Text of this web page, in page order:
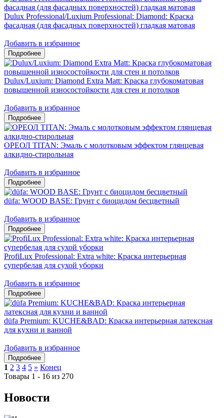
Dulux Professional/Luxium Professional: Diamond: Краска
фасадная (для фасадных поверхностей) гладкая матовая
Добавить в избранное
Dulux/Luxium: Diamond Extra Matt: Краска глубокоматовая
повышенной износостойкости для стен и потолков
Добавить в избранное
ОРЕОЛ TITAN: Эмаль с молотковым эффектом глянцевая
алкидно-стирольная
Добавить в избранное
düfa: WOOD BASE: Грунт с биоцидом бесцветный
Добавить в избранное
ProfiLux Professional: Extra white: Краска интерьерная
супербелая для сухой уборки
Добавить в избранное
düfa Premium: KUCHE&BAD: Краска интерьерная латексная
для кухни и ванной
Добавить в избранное
1 2 3 4 5 » Конец
Товары 1 - 16 из 270
Новости